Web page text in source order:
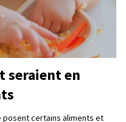
seraient en
posent certains aliments et